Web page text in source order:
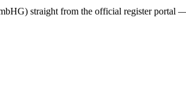
straight from the official register portal